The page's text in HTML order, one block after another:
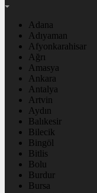
Adana
Adıyaman
Afyonkarahisar
Ağrı
Amasya
Ankara
Antalya
Artvin
Aydın
Balıkesir
Bilecik
Bingöl
Bitlis
Bolu
Burdur
Bursa